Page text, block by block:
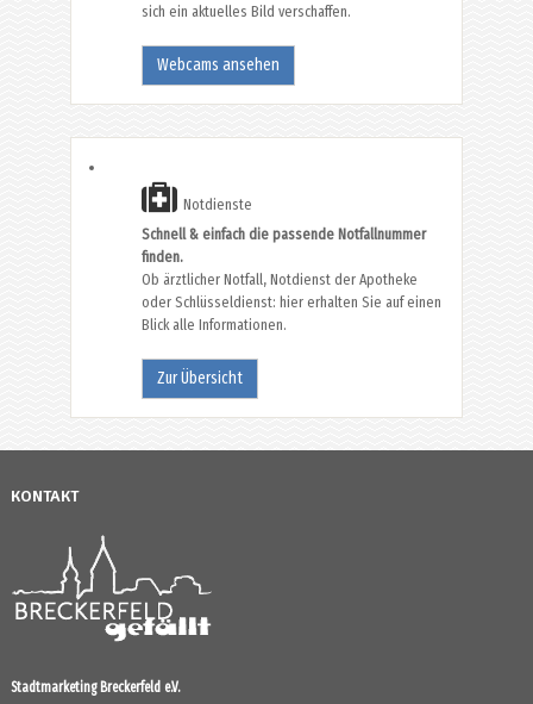
sich ein aktuelles Bild verschaffen.
Webcams ansehen
Notdienste
Schnell & einfach die passende Notfallnummer
finden.
Ob ärztlicher Notfall, Notdienst der Apotheke
oder Schlüsseldienst: hier erhalten Sie auf einen
Blick alle Informationen.
Zur Übersicht
KONTAKT
Stadtmarketing Breckerfeld e.V.